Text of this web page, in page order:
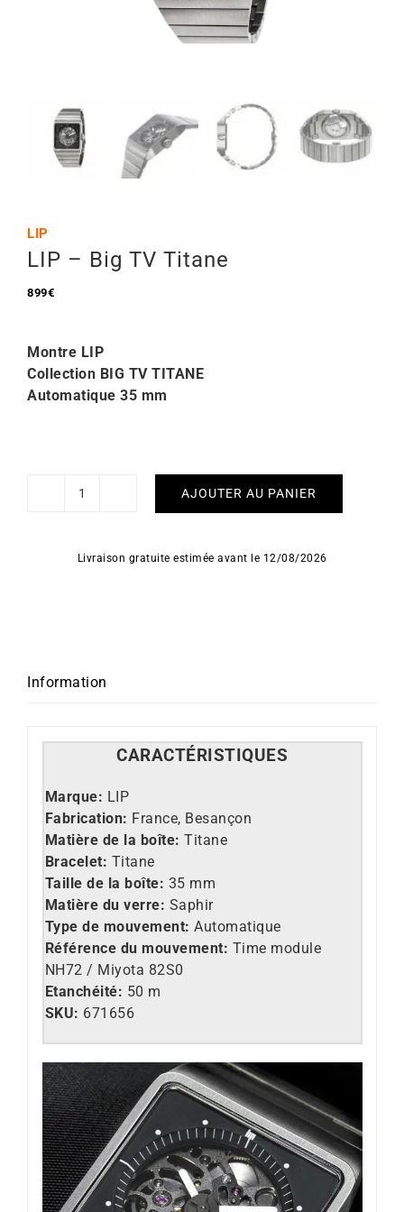
LIP
LIP – Big TV Titane
899€
Montre LIP
Collection BIG TV TITANE
Automatique 35 mm
quantité
–
AJOUTER AU PANIER
Livraison gratuite estimée avant le 12/08/2026
Information
CARACTÉRISTIQUES
Marque: LIP
Fabrication: France, Besançon
Matière de la boîte: Titane
Bracelet: Titane
Taille de la boîte: 35 mm
Matière du verre: Saphir
Type de mouvement: Automatique
Référence du mouvement: Time module
NH72 / Miyota 82S0
Etanchéité: 50 m
SKU: 671656